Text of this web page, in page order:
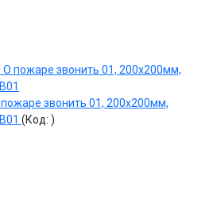
звонить 01, 200х200мм,
(Код: )